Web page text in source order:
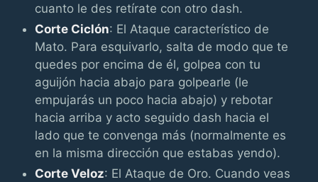
cuanto le des retírate con otro dash.
Corte Ciclón: El Ataque característico de
Mato. Para esquivarlo, salta de modo que te
quedes por encima de él, golpea con tu
aguijón hacia abajo para golpearle (le
empujarás un poco hacia abajo) y rebotar
hacia arriba y acto seguido dash hacia el
lado que te convenga más (normalmente es
en la misma dirección que estabas yendo).
Corte Veloz: El Ataque de Oro. Cuando veas